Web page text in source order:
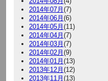
2014年07月 (7)
2014年06月 (6)
2014年05月 (11)
2014年04月 (7)
2014年03月 (7)
2014年02月 (9)
2014年01月 (13)
2013年12月 (12)
2013年11月 (13)